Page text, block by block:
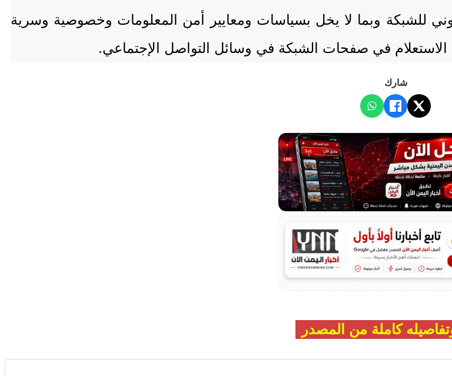
للشبكة وبما لا يخل بسياسات ومعايير أمن المعلومات وخصوصية وسرية
الاستعلام في صفحات الشبكة في وسائل التواصل الإجتماعي.
شارك
كاملة من المصدر